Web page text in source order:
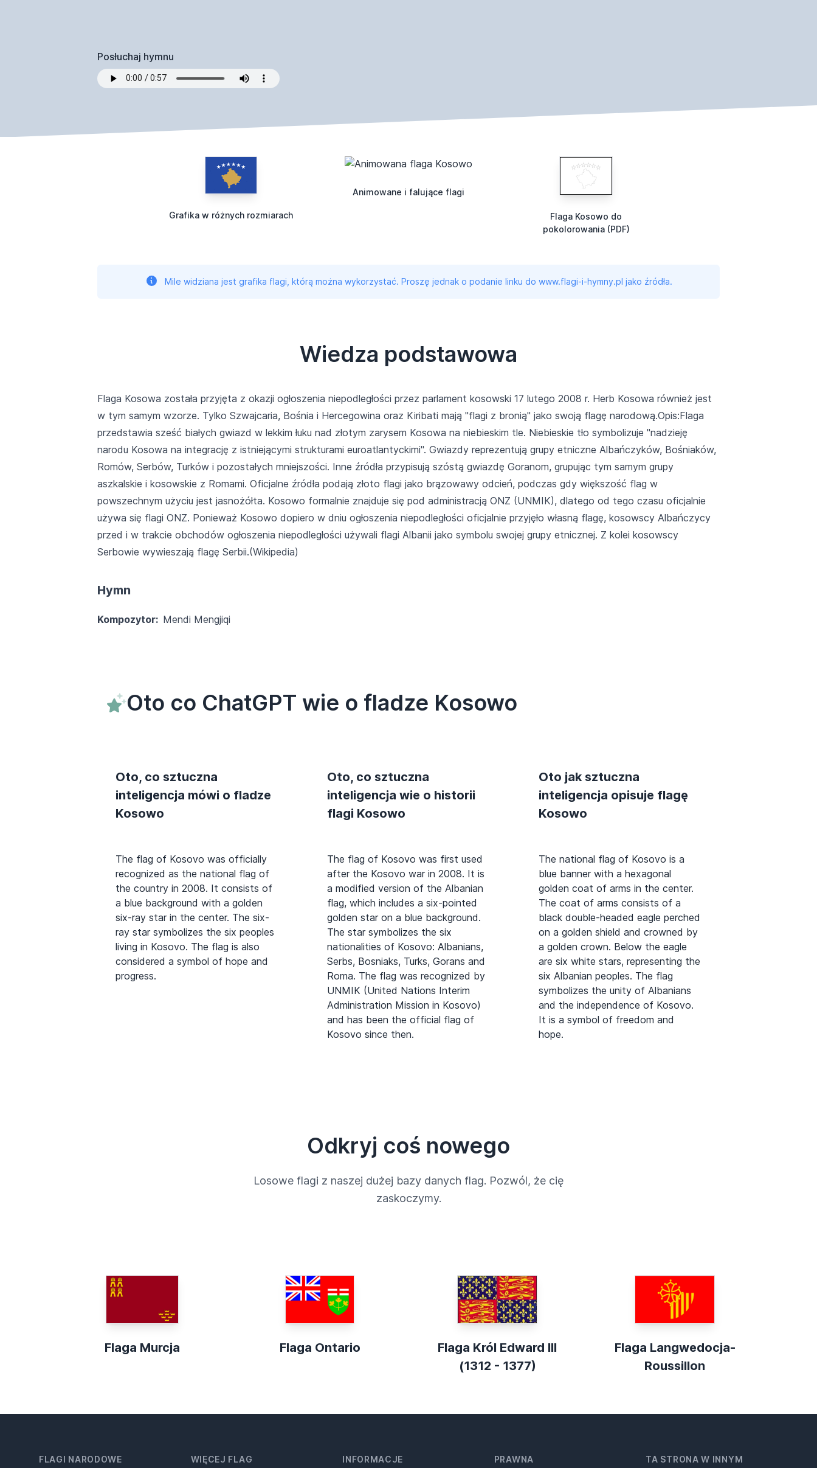
Posłuchaj hymnu
Grafika w różnych rozmiarach
Animowane i falujące flagi
Flaga Kosowo do
pokolorowania (PDF)
Mile widziana jest grafika flagi, którą można wykorzystać. Proszę jednak o podanie linku do www.flagi-i-hymny.pl jako źródła.
Wiedza podstawowa
Flaga Kosowa została przyjęta z okazji ogłoszenia niepodległości przez parlament kosowski 17 lutego 2008 r. Herb Kosowa również jest
w tym samym wzorze. Tylko Szwajcaria, Bośnia i Hercegowina oraz Kiribati mają "flagi z bronią" jako swoją flagę narodową.Opis:Flaga
przedstawia sześć białych gwiazd w lekkim łuku nad złotym zarysem Kosowa na niebieskim tle. Niebieskie tło symbolizuje "nadzieję
narodu Kosowa na integrację z istniejącymi strukturami euroatlantyckimi". Gwiazdy reprezentują grupy etniczne Albańczyków, Bośniaków,
Romów, Serbów, Turków i pozostałych mniejszości. Inne źródła przypisują szóstą gwiazdę Goranom, grupując tym samym grupy
aszkalskie i kosowskie z Romami. Oficjalne źródła podają złoto flagi jako brązowawy odcień, podczas gdy większość flag w
powszechnym użyciu jest jasnożółta. Kosowo formalnie znajduje się pod administracją ONZ (UNMIK), dlatego od tego czasu oficjalnie
używa się flagi ONZ. Ponieważ Kosowo dopiero w dniu ogłoszenia niepodległości oficjalnie przyjęło własną flagę, kosowscy Albańczycy
przed i w trakcie obchodów ogłoszenia niepodległości używali flagi Albanii jako symbolu swojej grupy etnicznej. Z kolei kosowscy
Serbowie wywieszają flagę Serbii.(Wikipedia)
Hymn
Kompozytor: Mendi Mengjiqi
Oto co ChatGPT wie o fladze Kosowo
Oto, co sztuczna
inteligencja mówi o fladze
Kosowo
The flag of Kosovo was officially
recognized as the national flag of
the country in 2008. It consists of
a blue background with a golden
six-ray star in the center. The six-
ray star symbolizes the six peoples
living in Kosovo. The flag is also
considered a symbol of hope and
progress.
Oto, co sztuczna
inteligencja wie o historii
flagi Kosowo
The flag of Kosovo was first used
after the Kosovo war in 2008. It is
a modified version of the Albanian
flag, which includes a six-pointed
golden star on a blue background.
The star symbolizes the six
nationalities of Kosovo: Albanians,
Serbs, Bosniaks, Turks, Gorans and
Roma. The flag was recognized by
UNMIK (United Nations Interim
Administration Mission in Kosovo)
and has been the official flag of
Kosovo since then.
Oto jak sztuczna
inteligencja opisuje flagę
Kosowo
The national flag of Kosovo is a
blue banner with a hexagonal
golden coat of arms in the center.
The coat of arms consists of a
black double-headed eagle perched
on a golden shield and crowned by
a golden crown. Below the eagle
are six white stars, representing the
six Albanian peoples. The flag
symbolizes the unity of Albanians
and the independence of Kosovo.
It is a symbol of freedom and
hope.
Odkryj coś nowego
Losowe flagi z naszej dużej bazy danych flag. Pozwól, że cię
zaskoczymy.
Flaga Murcja Flaga Ontario
Flaga Król Edward III
(1312 - 1377)
Flaga Langwedocja-
Roussillon
FLAGI NARODOWE WIĘCEJ FLAG INFORMACJE PRAWNA
TA STRONA W INNYM